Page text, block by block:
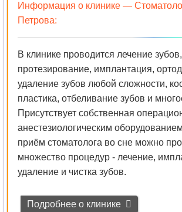
Информация о клинике —
Петрова:
В клинике проводится лечение зубов,
протезирование, имплантация,
удаление зубов любой сложности,
пластика, отбеливание зубов и
Присутствует собственная
анестезиологическим
приём стоматолога во сне можно
множество процедур - лечение,
удаление и чистка зубов.
Подробнее о клинике